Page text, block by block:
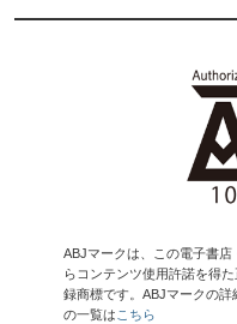
ABJマークは、この電子書
らコンテンツ使用許諾を得
録商標です。ABJマークの
の一覧は こちら